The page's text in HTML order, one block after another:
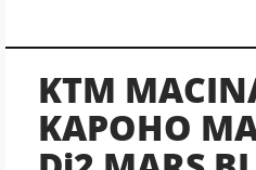
KTM
KAPOHO